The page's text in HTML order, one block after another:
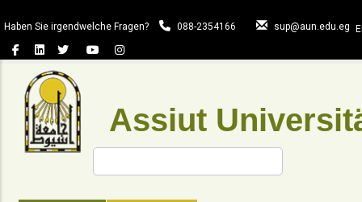
zum
Inhalt
Haben Sie irgendwelche Fragen? 088-2354166 sup@aun.edu.eg
Assiut
Suche